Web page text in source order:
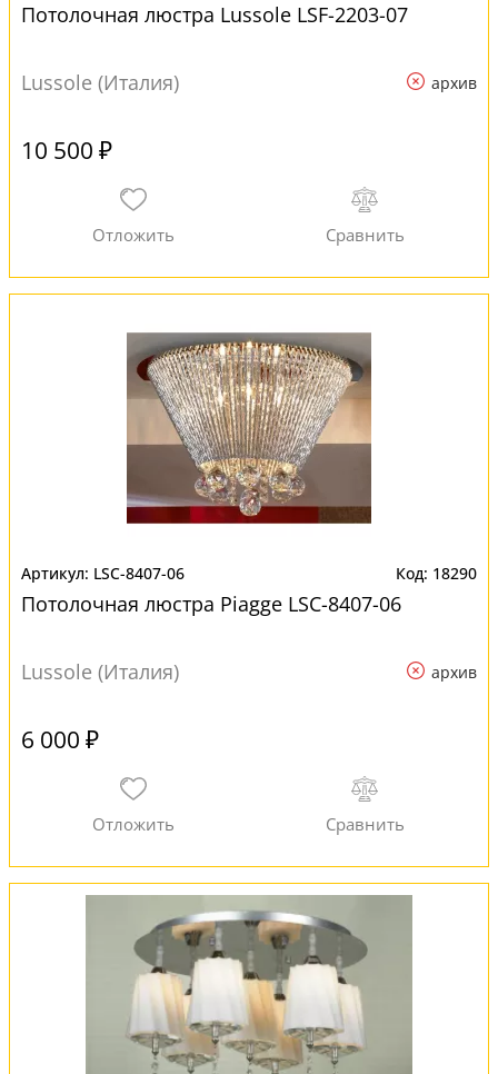
Потолочная люстра Lussole LSF-2203-07
Lussole (Италия) архив
10 500 ₽
LSC-8407-06 18290
Потолочная люстра Piagge LSC-8407-06
Lussole (Италия) архив
6 000 ₽